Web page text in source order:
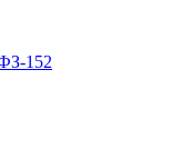
152